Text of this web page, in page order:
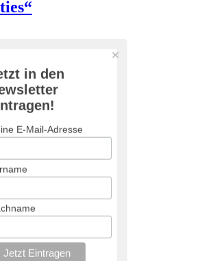
und
in den
E-Mail-Adresse